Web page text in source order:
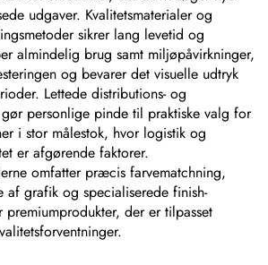
udgaver. Kvalitetsmaterialer og
sikrer lang levetid og
almindelig brug samt miljøpåvirkninger,
og bevarer det visuelle udtryk
Lettede distributions- og
personlige pinde til praktiske valg for
i stor målestok, hvor logistik og
er afgørende faktorer.
omfatter præcis farvematchning,
af grafik og specialiserede finish-
premiumprodukter, der er tilpasset